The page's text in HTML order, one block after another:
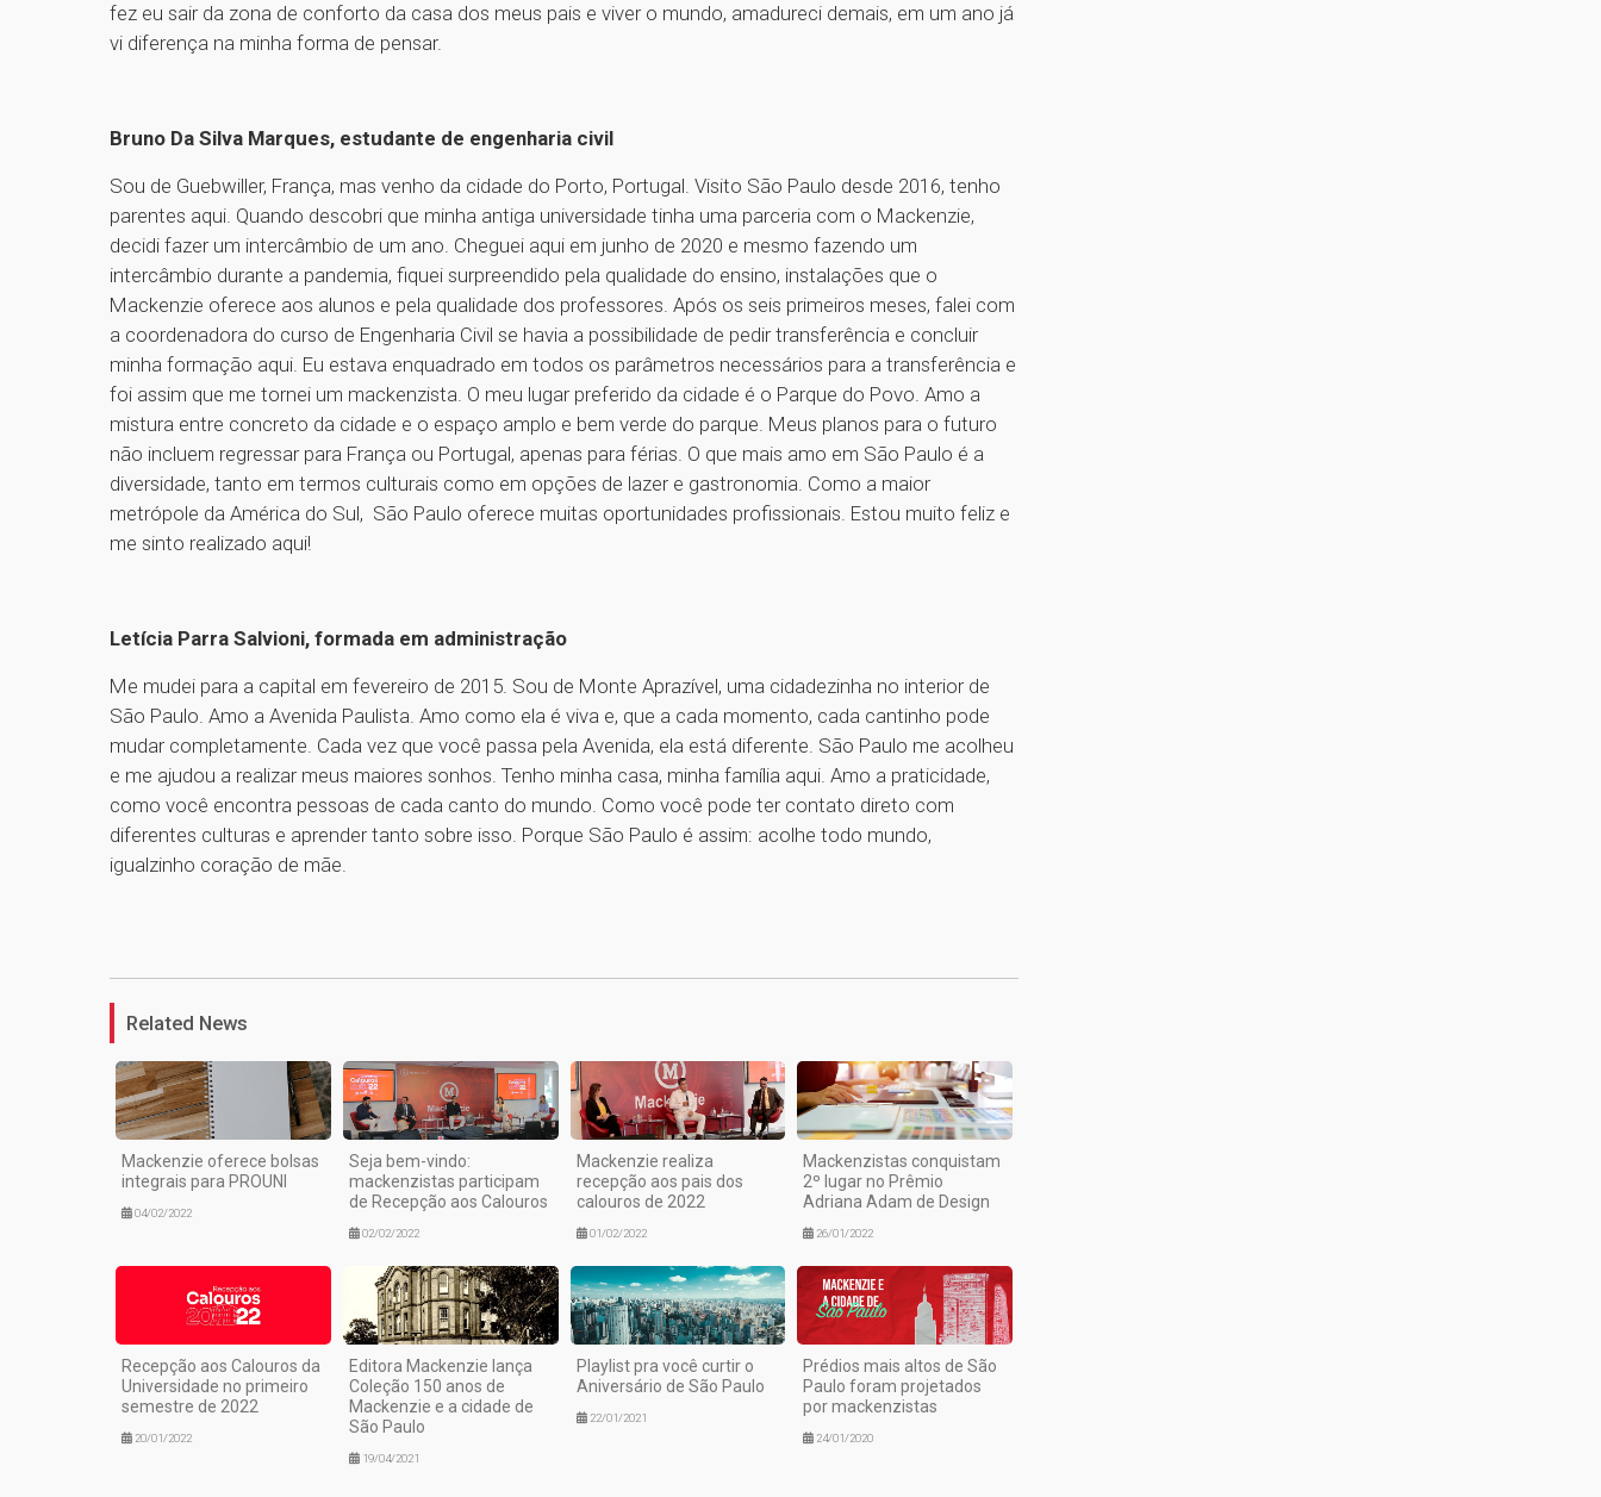
fez eu sair da zona de conforto da casa dos meus pais e viver o mundo, amadureci demais, em um ano já
vi diferença na minha forma de pensar.
Bruno Da Silva Marques, estudante de engenharia civil
Sou de Guebwiller, França, mas venho da cidade do Porto, Portugal. Visito São Paulo desde 2016, tenho
parentes aqui. Quando descobri que minha antiga universidade tinha uma parceria com o Mackenzie,
decidi fazer um intercâmbio de um ano. Cheguei aqui em junho de 2020 e mesmo fazendo um
intercâmbio durante a pandemia, fiquei surpreendido pela qualidade do ensino, instalações que o
Mackenzie oferece aos alunos e pela qualidade dos professores. Após os seis primeiros meses, falei com
a coordenadora do curso de Engenharia Civil se havia a possibilidade de pedir transferência e concluir
minha formação aqui. Eu estava enquadrado em todos os parâmetros necessários para a transferência e
foi assim que me tornei um mackenzista. O meu lugar preferido da cidade é o Parque do Povo. Amo a
mistura entre concreto da cidade e o espaço amplo e bem verde do parque. Meus planos para o futuro
não incluem regressar para França ou Portugal, apenas para férias. O que mais amo em São Paulo é a
diversidade, tanto em termos culturais como em opções de lazer e gastronomia. Como a maior
metrópole da América do Sul, São Paulo oferece muitas oportunidades profissionais. Estou muito feliz e
me sinto realizado aqui!
Letícia Parra Salvioni, formada em administração
Me mudei para a capital em fevereiro de 2015. Sou de Monte Aprazível, uma cidadezinha no interior de
São Paulo. Amo a Avenida Paulista. Amo como ela é viva e, que a cada momento, cada cantinho pode
mudar completamente. Cada vez que você passa pela Avenida, ela está diferente. São Paulo me acolheu
e me ajudou a realizar meus maiores sonhos. Tenho minha casa, minha família aqui. Amo a praticidade,
como você encontra pessoas de cada canto do mundo. Como você pode ter contato direto com
diferentes culturas e aprender tanto sobre isso. Porque São Paulo é assim: acolhe todo mundo,
igualzinho coração de mãe.
Related News
Mackenzie oferece bolsas
integrais para PROUNI
04/02/2022
Seja bem-vindo:
mackenzistas participam
de Recepção aos Calouros
02/02/2022
Mackenzie realiza
recepção aos pais dos
calouros de 2022
01/02/2022
Mackenzistas conquistam
2º lugar no Prêmio
Adriana Adam de Design
26/01/2022
Recepção aos Calouros da
Universidade no primeiro
semestre de 2022
20/01/2022
Editora Mackenzie lança
Coleção 150 anos de
Mackenzie e a cidade de
São Paulo
19/04/2021
Playlist pra você curtir o
Aniversário de São Paulo
22/01/2021
Prédios mais altos de São
Paulo foram projetados
por mackenzistas
24/01/2020